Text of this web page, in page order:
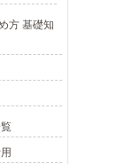
方 基礎知